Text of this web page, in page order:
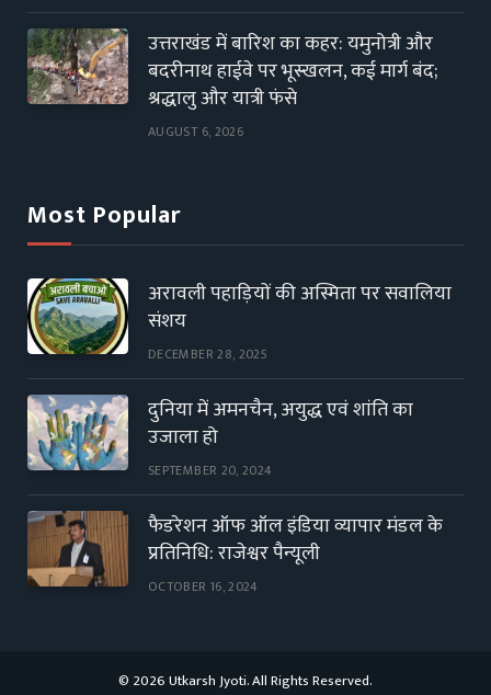
उत्तराखंड में बारिश का कहर: यमुनोत्री और
बदरीनाथ हाईवे पर भूस्खलन, कई मार्ग बंद;
श्रद्धालु और यात्री फंसे
AUGUST 6, 2026
Most Popular
अरावली पहाड़ियों की अस्मिता पर सवालिया
संशय
DECEMBER 28, 2025
दुनिया में अमनचैन, अयुद्ध एवं शांति का
उजाला हो
SEPTEMBER 20, 2024
फैडरेशन ऑफ ऑल इंडिया व्यापार मंडल के
प्रतिनिधि: राजेश्वर पैन्यूली
OCTOBER 16, 2024
© 2026 Utkarsh Jyoti. All Rights Reserved.